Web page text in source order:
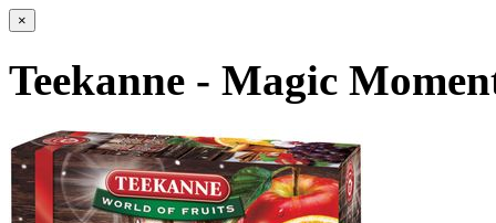
×
Teekanne - Magic